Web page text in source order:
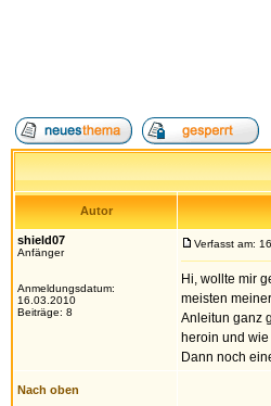
Autor
shield07
Anfänger
Anmeldungsdatum:
16.03.2010
Beiträge: 8
Verfasst am:
Hi, wollte mir
meisten
Anleitun ganz
heroin und
Dann noch
Nach oben